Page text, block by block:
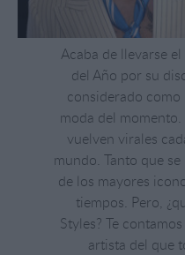
Acaba de llevarse
del Año por su
considerado como
moda del
vuelven virales
mundo. Tanto que
de los mayores
tiempos. Pero,
Styles? Te
artista del que